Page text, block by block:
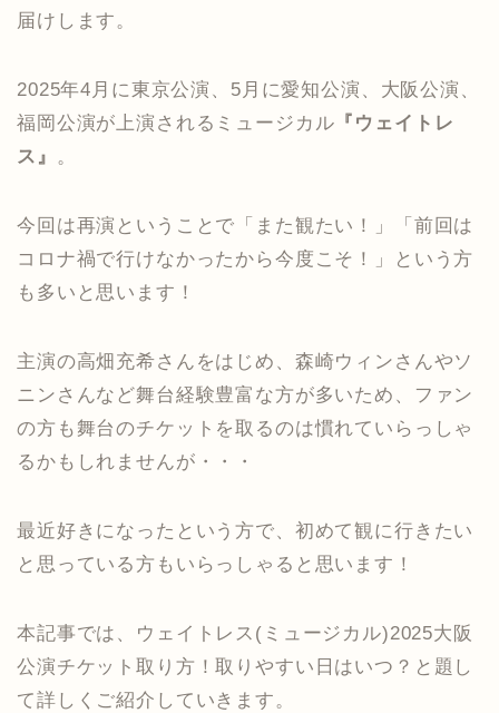
届けします。
2025年4月に東京公演、5月に愛知公演、大阪公演、
福岡公演が上演されるミュージカル 『ウェイトレ
ス』 。
今回は再演ということで「また観たい！」「前回は
コロナ禍で行けなかったから今度こそ！」という方
も多いと思います！
主演の高畑充希さんをはじめ、森崎ウィンさんやソ
ニンさんなど舞台経験豊富な方が多いため、ファン
の方も舞台のチケットを取るのは慣れていらっしゃ
るかもしれませんが・・・
最近好きになったという方で、初めて観に行きたい
と思っている方もいらっしゃると思います！
本記事では、ウェイトレス(ミュージカル)2025大阪
公演チケット取り方！取りやすい日はいつ？と題し
て詳しくご紹介していきます。